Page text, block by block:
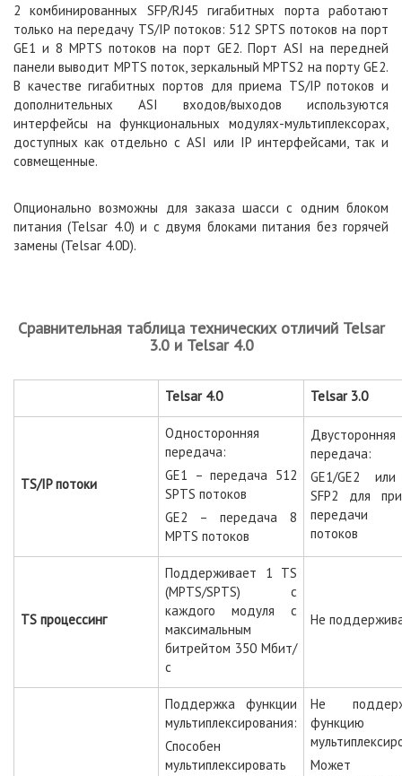
2 комбинированных SFP/RJ45 гигабитных порта работают
только на передачу TS/IP потоков: 512 SPTS потоков на порт
GE1 и 8 MPTS потоков на порт GE2. Порт ASI на передней
панели выводит MPTS поток, зеркальный MPTS2 на порту GE2.
В качестве гигабитных портов для приема TS/IP потоков и
дополнительных ASI входов/выходов используются
интерфейсы на функциональных модулях-мультиплексорах,
доступных как отдельно с ASI или IP интерфейсами, так и
совмещенные.
Опционально возможны для заказа шасси с одним блоком
питания (Telsar 4.0) и с двумя блоками питания без горячей
замены (Telsar 4.0D).
Сравнительная таблица технических отличий Telsar
3.0 и Telsar 4.0
Telsar 4.0 Telsar 3.0
TS/IP потоки
Односторонняя
передача:
GE1 – передача 512
SPTS потоков
GE2 – передача 8
MPTS потоков
Двусторонняя
передача:
GE1/GE2
SFP2 для
передачи
потоков
TS процессинг
Поддерживает 1 TS
(MPTS/SPTS) с
каждого модуля с
максимальным
битрейтом 350 Мбит/
с
Не
Поддержка функции
мультиплексирования:
Способен
мультиплексировать
Не
функцию
Может